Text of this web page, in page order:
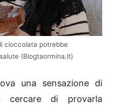
cioccolata potrebbe
(Blogtaormina.it)
una sensazione di
cercare di provarla